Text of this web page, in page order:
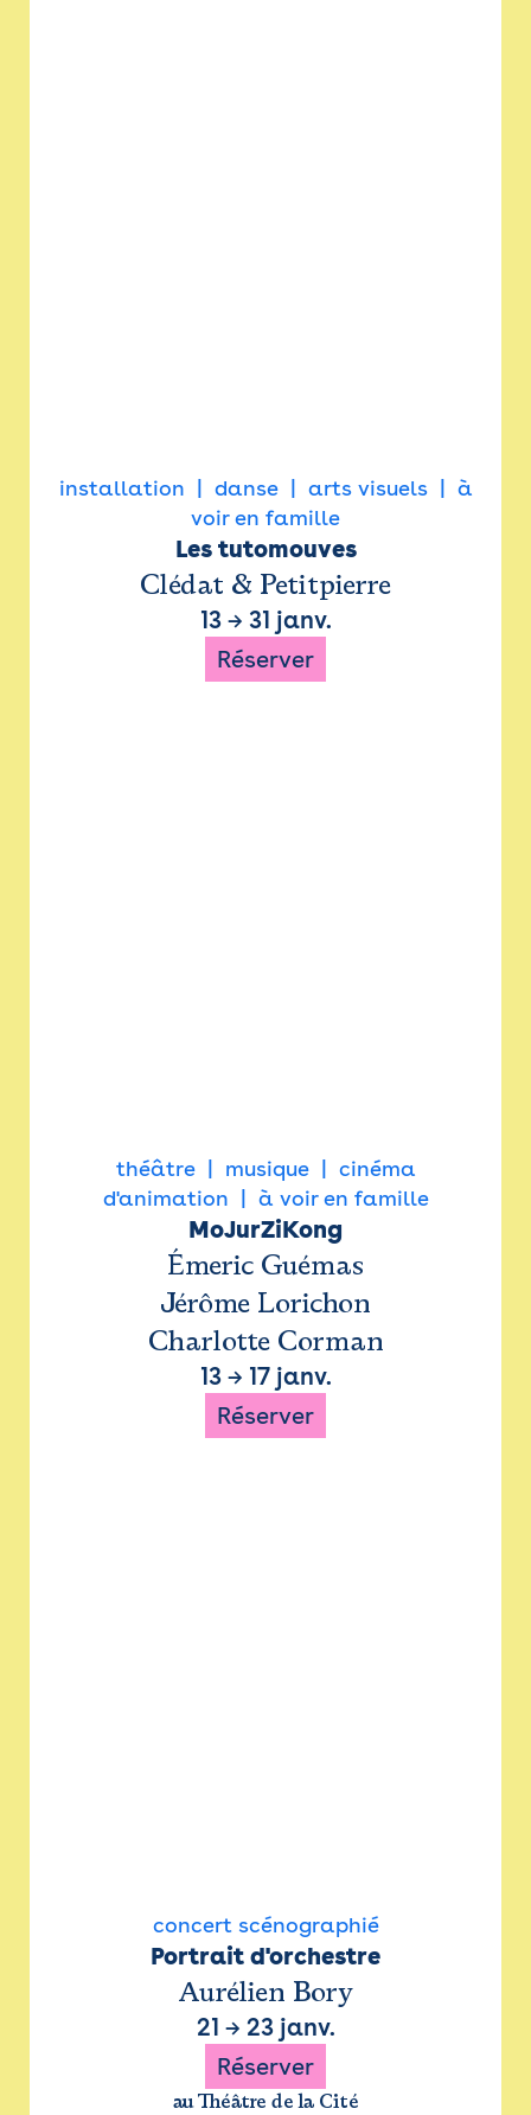
installation danse arts visuels
à
voir en famille
Les tutomouves
Clédat & Petitpierre
13→ 31 janv.
Réserver
théâtre musique
cinéma
d'animation
à voir en famille
MoJurZiKong
Émeric Guémas
Jérôme Lorichon
Charlotte Corman
13→ 17 janv.
Réserver
concert scénographié
Portrait d'orchestre
Aurélien Bory
21 → 23 janv.
Réserver
au Théâtre de la Cité